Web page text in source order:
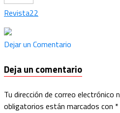
Revista22
Dejar un Comentario
Deja un comentario
Tu dirección de correo electrónico
obligatorios están marcados con *